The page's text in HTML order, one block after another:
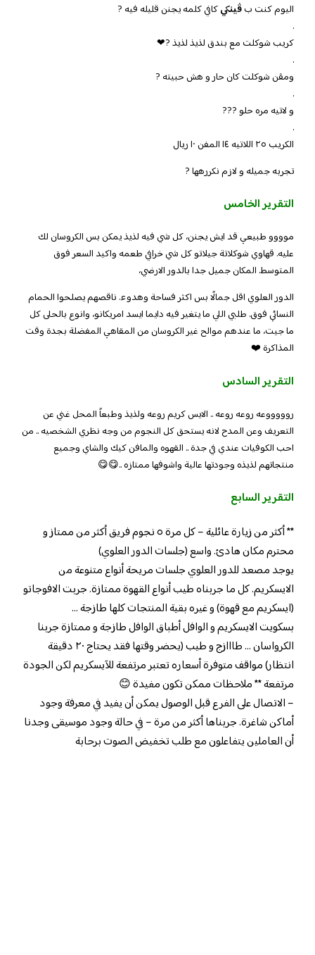
اليوم كنت بڤينكيكافي كلمه يجنن قليله فيه ?
.
كريب شوكلت مع بندق لذيذ لذيذ ?❤
.
ومڤن شوكلت كان حار و هش حبيته ?
.
و لاتيه مره حلو ???
.
الكريب ٢٥ اللاتيه ١٤ المفن ١٠ ريال
تجربه جميله و لازم نكررهها ?
التقرير الخامس
موووو طبيعي قد ايش يجنن، كل شي فيه لذيذ يمكن بس الكروسان لك
عليه. قهاوي شوكلاتة جيلاتو كل شي خرافي طعمه واكيد السعر فوق
المتوسط. المكان جميل جدا بالدور الارضي،
الدور العلوي اقل جمالًا بس اكثر فساحة وهدوء. ناقصهم يصلحوا الحمام
النسائي فوق. طلبي اللي ما يتغير فيه دايما ايسد امريكانو، وانوع بالحلى كل
ما جيت، ما عندهم موالح غير الكروسان من المقاهي المفضلة بجدة وقت
المذاكرة ❤️
التقرير السادس
روووووعه روعه روعه .. الايس كريم روعه ولذيذ وطبعاً المحل غني عن
التعريف وعن المدح لانه يستحق كل النجوم من وجه نظري الشخصيه .. من
احب الكوفيات عندي في جدة .. القهوه والمافن كيك والشاي وجميع
منتجاتهم لذيذه وجودتها عالية واشوفها ممتازه ..😋😋
التقرير السابع
** أكثر من زيارة عائلية – كل مرة ٥ نجوم فريق أكثر من ممتاز و
محترم مكان هادئ. واسع (جلسات الدور العلوي)
يوجد مصعد للدور العلوي جلسات مريحة أنواع متنوعة من
الايسكريم. كل ما جربناه طيب أنواع القهوة ممتازة. جربت الافوجاتو
(ايسكريم مع قهوة) و غيره بقية المنتجات كلها طازجة …
بسكويت الايسكريم و الوافل أطباق الوافل طازجة و ممتازة جربنا
الكرواسان … طااازج و طيب (يحضر وقتها فقد يحتاج ٢٠ دقيقة
انتظار) مواقف متوفرة أسعاره تعتبر مرتفعة للآيسكريم لكن الجودة
مرتفعة ** ملاحظات ممكن تكون مفيدة 😊
– الاتصال على الفرع قبل الوصول يمكن أن يفيد في معرفة وجود
أماكن شاغرة. جربناها أكثر من مرة – في حالة وجود موسيقى وجدنا
أن العاملين يتفاعلون مع طلب تخفيض الصوت برحابة